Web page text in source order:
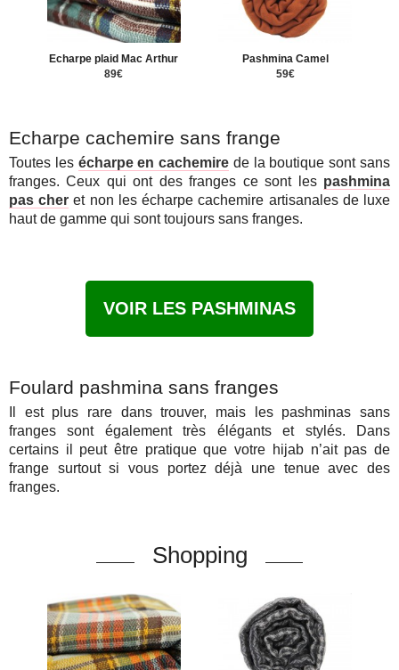
Echarpe plaid Mac Arthur
89€
Pashmina Camel
59€
Echarpe cachemire sans frange
Toutes les écharpe en cachemire de la boutique sont sans
franges. Ceux qui ont des franges ce sont les pashmina
pas cher et non les écharpe cachemire artisanales de luxe
haut de gamme qui sont toujours sans franges.
VOIR LES PASHMINAS
Foulard pashmina sans franges
Il est plus rare dans trouver, mais les pashminas sans
franges sont également très élégants et stylés. Dans
certains il peut être pratique que votre hijab n’ait pas de
frange surtout si vous portez déjà une tenue avec des
franges.
Shopping